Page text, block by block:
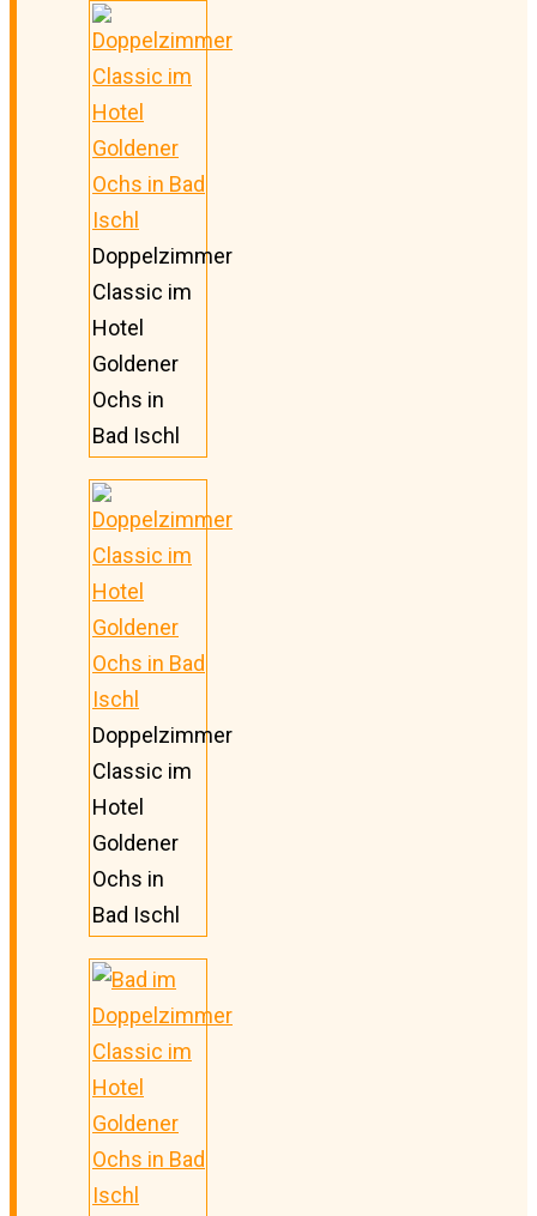
Doppelzimmer
Classic im
Hotel
Goldener
Ochs in
Bad Ischl
Doppelzimmer
Classic im
Hotel
Goldener
Ochs in
Bad Ischl